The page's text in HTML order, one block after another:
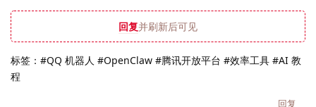
回复并刷新后可见
标签：#QQ 机器人 #OpenClaw #腾讯开放平台 #效率工具 #AI 教
程
回复